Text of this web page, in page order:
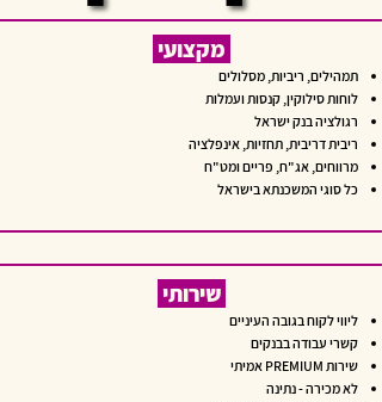
תמהילים, ריביות, מסלולים
לוחות סילוקין, קנסות ועמלות
רגולציה בנק ישראל
ריבית דריבית, תחזיות, אינפלציה
מרווחים, אג"ח, פריים ומט"ח
כל סוגי המשכנתא בישראל
שירותי
ליווי לקוח בגובה העיניים
קשרי עבודה בבנקים
שירות PREMIUM אמיתי
לא מכירה - נתינה